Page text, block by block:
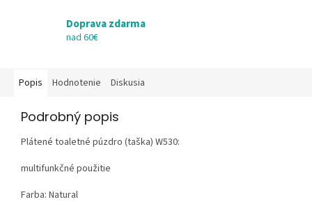
Doprava zdarma
nad 60€
Popis Hodnotenie Diskusia
Podrobný popis
Plátené toaletné púzdro (taška) W530:
multifunkčné použitie
Farba: Natural